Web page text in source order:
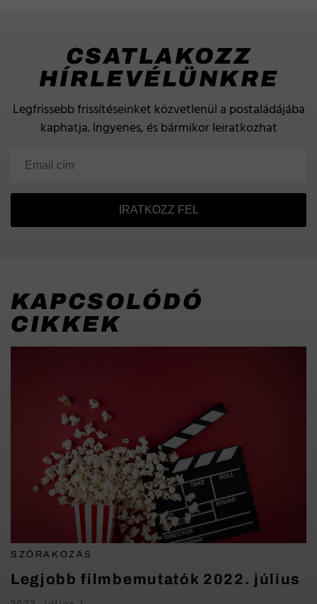
CSATLAKOZZ
HÍRLEVÉLÜNKRE
Legfrissebb frissítéseinket közvetlenül a postaládájába
kaphatja.Ingyenes, és bármikor leiratkozhat
IRATKOZZ FEL
KAPCSOLÓDÓ
CIKKEK
SZÓRAKOZÁS
Legjobb filmbemutatók 2022. július